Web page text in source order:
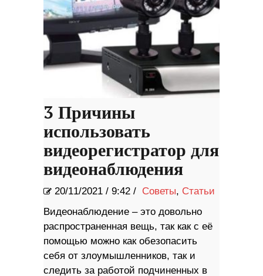
3 Причины
использовать
видеорегистратор для
видеонаблюдения
20/11/2021 / 9:42 / Советы, Статьи
Видеонаблюдение – это довольно
распространенная вещь, так как с её
помощью можно как обезопасить
себя от злоумышленников, так и
следить за работой подчиненных в